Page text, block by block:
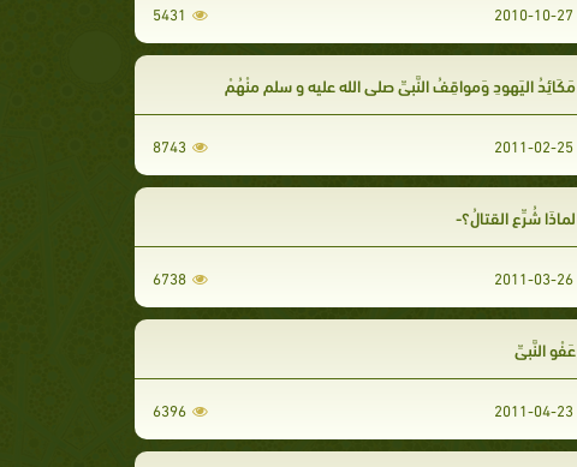
5431
مَكَائِدُ اليَهودِ وَمواقِفُ النَّبيِّ صلى الله عليه و سلم منْهُمْ
2011-02-25
8743
لماذَا شُرِّع القتالُ؟-
2011-03-26
6738
عَفْو النَّبيِّ
2011-04-23
6396